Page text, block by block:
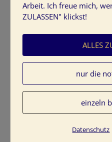
Arbeit. Ich freue mich,
ZULASSEN" klickst!
ALLES
nur die
einzeln
Datenschutz